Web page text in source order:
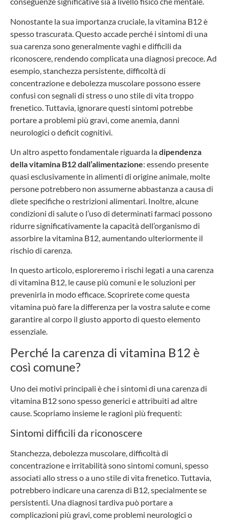
Nonostante la sua importanza cruciale, la vitamina B12 è
spesso trascurata. Questo accade perché i sintomi di una
sua carenza sono generalmente vaghi e difficili da
riconoscere, rendendo complicata una diagnosi precoce. Ad
esempio, stanchezza persistente, difficoltà di
concentrazione e debolezza muscolare possono essere
confusi con segnali di stress o uno stile di vita troppo
frenetico. Tuttavia, ignorare questi sintomi potrebbe
portare a problemi più gravi, come anemia, danni
neurologici o deficit cognitivi.
Un altro aspetto fondamentale riguarda ladipendenza
della vitamina B12 dall’alimentazione: essendo presente
quasi esclusivamente in alimenti di origine animale, molte
persone potrebbero non assumerne abbastanza a causa di
diete specifiche o restrizioni alimentari. Inoltre, alcune
condizioni di salute o l’uso di determinati farmaci possono
ridurre significativamente la capacità dell’organismo di
assorbire la vitamina B12, aumentando ulteriormente il
rischio di carenza.
In questo articolo, esploreremo i rischi legati a una carenza
di vitamina B12, le cause più comuni e le soluzioni per
prevenirla in modo efficace. Scoprirete come questa
vitamina può fare la differenza per la vostra salute e come
garantire al corpo il giusto apporto di questo elemento
essenziale.
Perché la carenza di vitamina B12 è
così comune?
Uno dei motivi principali è che i sintomi di una carenza di
vitamina B12 sono spesso generici e attribuiti ad altre
cause. Scopriamo insieme le ragioni più frequenti:
Sintomi difficili da riconoscere
Stanchezza, debolezza muscolare, difficoltà di
concentrazione e irritabilità sono sintomi comuni, spesso
associati allo stress o a uno stile di vita frenetico. Tuttavia,
potrebbero indicare una carenza di B12, specialmente se
persistenti. Una diagnosi tardiva può portare a
complicazioni più gravi, come problemi neurologici o